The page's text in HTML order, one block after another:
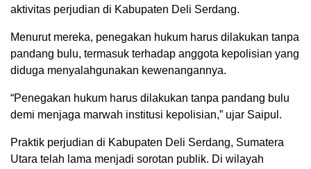
aktivitas perjudian di Kabupaten Deli Serdang.
Menurut mereka, penegakan hukum harus dilakukan tanpa
pandang bulu, termasuk terhadap anggota kepolisian yang
diduga menyalahgunakan kewenangannya.
“Penegakan hukum harus dilakukan tanpa pandang bulu
demi menjaga marwah institusi kepolisian,” ujar Saipul.
Praktik perjudian di Kabupaten Deli Serdang, Sumatera
Utara telah lama menjadi sorotan publik. Di wilayah